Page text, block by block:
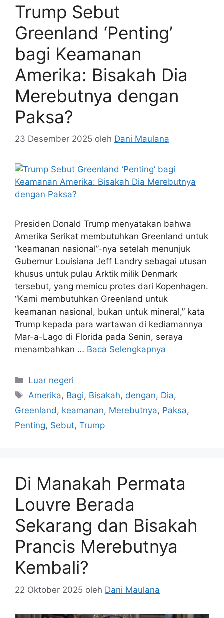
Trump Sebut
Greenland ‘Penting’
bagi Keamanan
Amerika: Bisakah Dia
Merebutnya dengan
Paksa?
23 Desember 2025 oleh Dani Maulana
Presiden Donald Trump menyatakan bahwa
Amerika Serikat membutuhkan Greenland untuk
“keamanan nasional”-nya setelah menunjuk
Gubernur Louisiana Jeff Landry sebagai utusan
khusus untuk pulau Arktik milik Denmark
tersebut, yang memicu protes dari Kopenhagen.
“Kami membutuhkan Greenland untuk
keamanan nasional, bukan untuk mineral,” kata
Trump kepada para wartawan di kediamannya
Mar-a-Lago di Florida pada Senin, seraya
menambahkan … Baca Selengkapnya
Kategori
Luar negeri
Tag
Amerika, Bagi, Bisakah, dengan, Dia,
Greenland, keamanan, Merebutnya, Paksa,
Penting, Sebut, Trump
Di Manakah Permata
Louvre Berada
Sekarang dan Bisakah
Prancis Merebutnya
Kembali?
22 Oktober 2025 oleh Dani Maulana